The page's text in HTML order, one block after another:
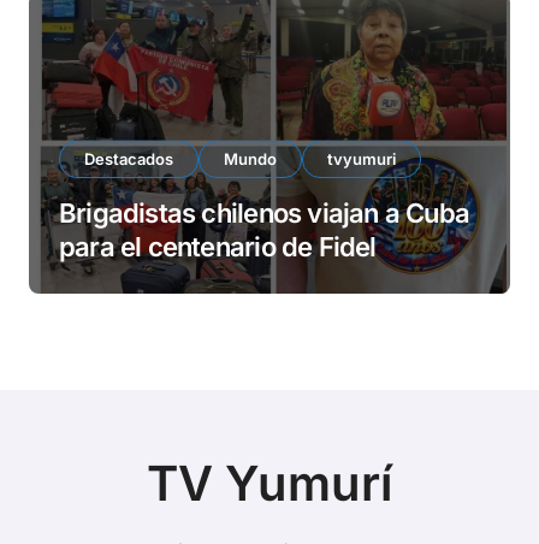
Destacados Mundo tvyumuri
Brigadistas chilenos viajan a Cuba
para el centenario de Fidel
TV Yumurí